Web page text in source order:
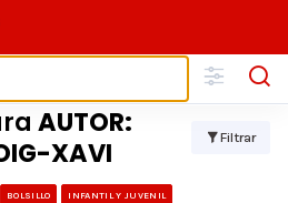
AUTOR:
XAVI
Filtrar
BOLSILLO INFANTIL Y JUVENIL